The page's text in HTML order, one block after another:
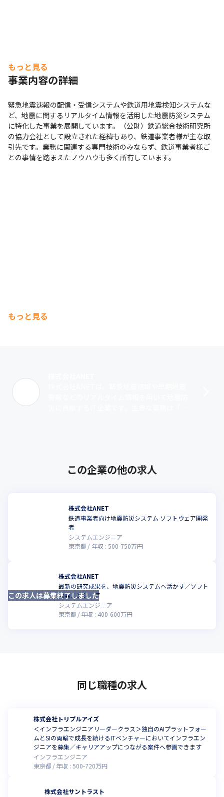
もっと見る
事業内容の詳細
緊急地震速報の配信・受信システムや鉄道用地震検知システムな
ど、地震に関するリアルタイム情報を活用した地震防災システム
に特化した事業を展開しています。（公財）鉄道総合技術研究所
の協力会社として設立された経緯もあり、鉄道事業者様が主な取
引先です。業務に関連する専門技術のみならず、鉄道事業者様ご
との事情を踏まえたノウハウも多く所有しています。
もっと見る
この企業の他の求人
株式会社ANET
鉄道事業者向け地震防災システム ソフトウェア開発
者
システムエンジニア
東京都
年収 : 500-750万円
株式会社ANET
最新の研究成果を、地震防災システムへ活かす／ソフト
開発エンジニア
システムエンジニア
東京都
年収 : 400-600万円
この求人は募集終了しました
同じ職種の求人
株式会社トリプルアイズ
＜インフラエンジニアリーダークラス＞独自のAIプラットフォー
ムとSIの両輪で成長を続けるITベンチャーにおいてインフラエン
ジニアを募集／キャリアアップにつながる案件へ参画できます
インフラエンジニア
東京都
年収 :500-720万円
株式会社サントラスト